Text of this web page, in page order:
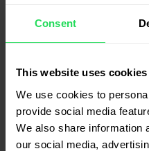
Consent
This website uses cookies
We use cookies to
provide social media
We also share information
our social media,
Corpul nostru poate
globulara, dar ii putem
aceasta proteina din
transforma mai usor in
are nevoie.